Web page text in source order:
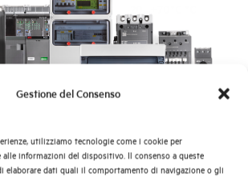
Gestione del Consenso
utilizziamo tecnologie come i cookie per
alle informazioni del dispositivo. Il consenso a queste
elaborare dati quali il comportamento di navigazione o gli
--
ti interessano di più?
di Energia